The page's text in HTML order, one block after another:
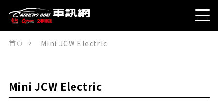
首頁 Mini JCW Electric
Mini JCW Electric